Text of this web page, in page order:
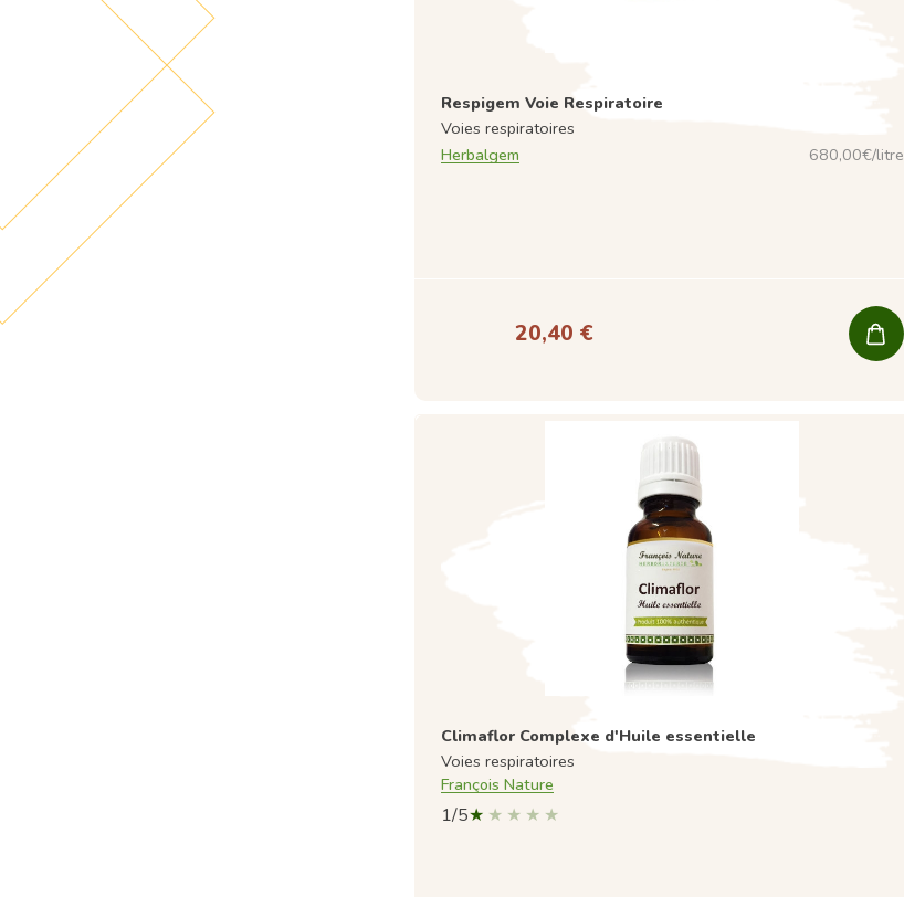
Respigem Voie Respiratoire
Voies respiratoires
Herbalgem
680,00€/litre
20,40 €
Climaflor Complexe d'Huile essentielle
Voies respiratoires
François Nature
1/5